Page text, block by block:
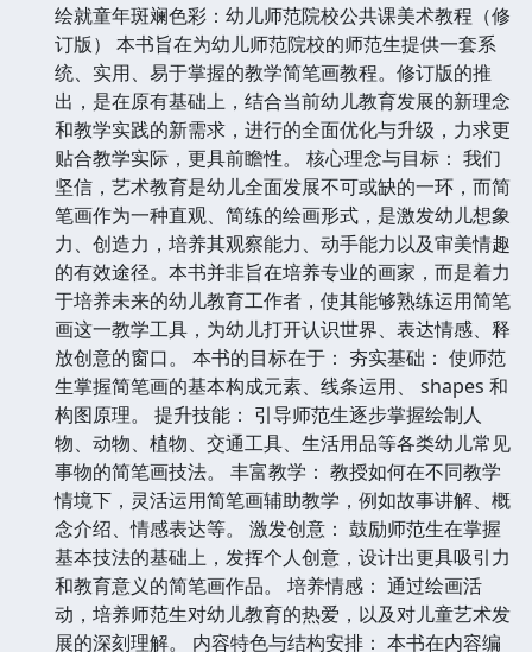
绘就童年斑斓色彩：幼儿师范院校公共课美术教程（修
订版） 本书旨在为幼儿师范院校的师范生提供一套系
统、实用、易于掌握的教学简笔画教程。修订版的推
出，是在原有基础上，结合当前幼儿教育发展的新理念
和教学实践的新需求，进行的全面优化与升级，力求更
贴合教学实际，更具前瞻性。 核心理念与目标： 我们
坚信，艺术教育是幼儿全面发展不可或缺的一环，而简
笔画作为一种直观、简练的绘画形式，是激发幼儿想象
力、创造力，培养其观察能力、动手能力以及审美情趣
的有效途径。本书并非旨在培养专业的画家，而是着力
于培养未来的幼儿教育工作者，使其能够熟练运用简笔
画这一教学工具，为幼儿打开认识世界、表达情感、释
放创意的窗口。 本书的目标在于： 夯实基础： 使师范
生掌握简笔画的基本构成元素、线条运用、 shapes 和
构图原理。 提升技能： 引导师范生逐步掌握绘制人
物、动物、植物、交通工具、生活用品等各类幼儿常见
事物的简笔画技法。 丰富教学： 教授如何在不同教学
情境下，灵活运用简笔画辅助教学，例如故事讲解、概
念介绍、情感表达等。 激发创意： 鼓励师范生在掌握
基本技法的基础上，发挥个人创意，设计出更具吸引力
和教育意义的简笔画作品。 培养情感： 通过绘画活
动，培养师范生对幼儿教育的热爱，以及对儿童艺术发
展的深刻理解。 内容特色与结构安排： 本书在内容编